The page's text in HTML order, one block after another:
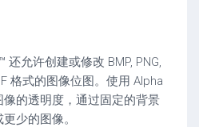
还允许创建或修改 BMP, PNG,
格式的图像位图。使用 Alpha
像的透明度，通过固定的背景
少的图像。